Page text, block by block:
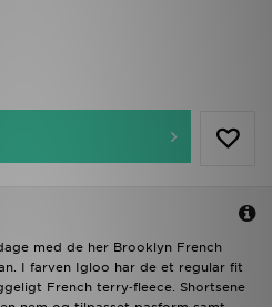
med de her Brooklyn French
I farven Igloo har de et regular fit
French terry‑fleece. Shortsene